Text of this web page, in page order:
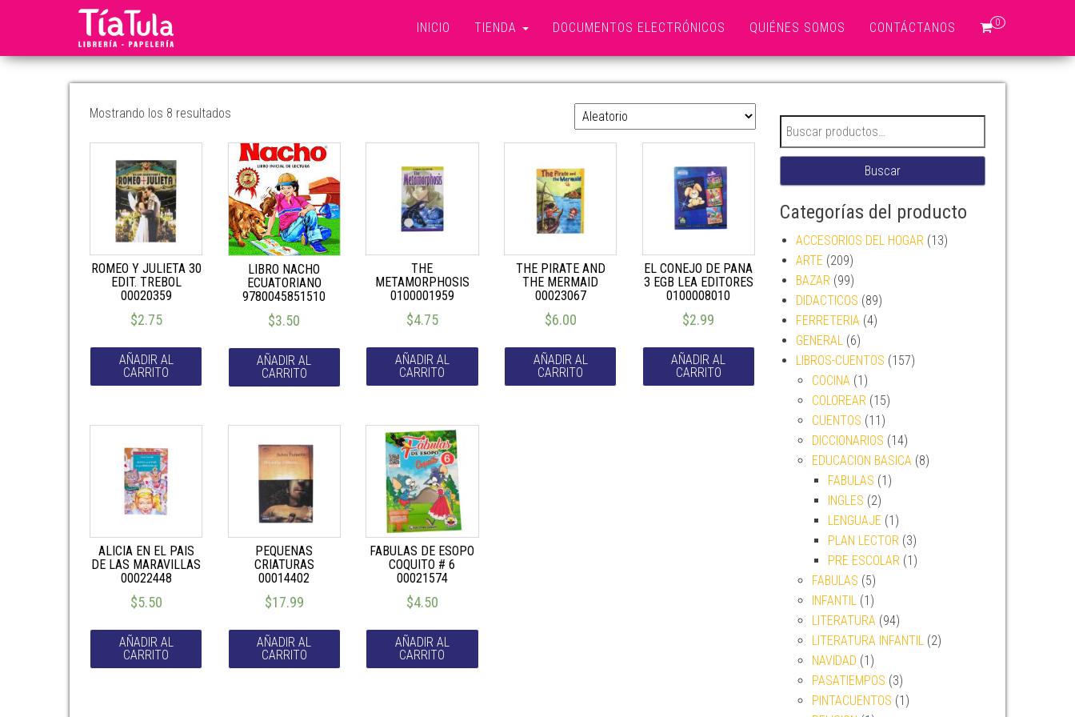
0
INICIO TIENDA DOCUMENTOS ELECTRÓNICOS QUIÉNES SOMOS CONTÁCTANOS
EDUCACION BASICA
Mostrando los 8 resultados
ROMEO Y JULIETA 30
EDIT. TREBOL
00020359
$2.75
AÑADIR AL
CARRITO
LIBRO NACHO
ECUATORIANO
9780045851510
$3.50
AÑADIR AL
CARRITO
THE
METAMORPHOSIS
0100001959
$4.75
AÑADIR AL
CARRITO
THE PIRATE AND
THE MERMAID
00023067
$6.00
AÑADIR AL
CARRITO
EL CONEJO DE PANA
3 EGB LEA EDITORES
0100008010
$2.99
AÑADIR AL
CARRITO
ALICIA EN EL PAIS
DE LAS MARAVILLAS
00022448
$5.50
AÑADIR AL
CARRITO
PEQUENAS
CRIATURAS
00014402
$17.99
AÑADIR AL
CARRITO
FABULAS DE ESOPO
COQUITO # 6
00021574
$4.50
AÑADIR AL
CARRITO
Buscar por:
Buscar
Categorías del producto
ACCESORIOS DEL HOGAR (13)
ARTE (209)
BAZAR (99)
DIDACTICOS (89)
FERRETERIA (4)
GENERAL (6)
LIBROS-CUENTOS (157)
COCINA (1)
COLOREAR (15)
CUENTOS (11)
DICCIONARIOS (14)
EDUCACION BASICA (8)
FABULAS (1)
INGLES (2)
LENGUAJE (1)
PLAN LECTOR (3)
PRE ESCOLAR (1)
FABULAS (5)
INFANTIL (1)
LITERATURA (94)
LITERATURA INFANTIL (2)
NAVIDAD (1)
PASATIEMPOS (3)
PINTACUENTOS (1)